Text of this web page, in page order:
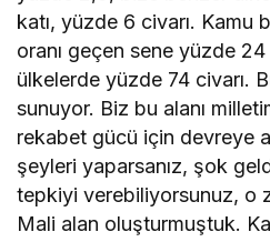
katı, yüzde 6 civarı. Kamu
oranı geçen sene yüzde
ülkelerde yüzde 74 civarı.
sunuyor. Biz bu alanı
rekabet gücü için devreye
şeyleri yaparsanız, şok
tepkiyi verebiliyorsunuz, o
Mali alan oluşturmuştuk.